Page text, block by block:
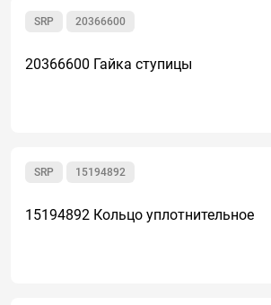
20366600
SRP
20366600 Гайка ступицы
15194892
SRP
15194892 Кольцо уплотнительное